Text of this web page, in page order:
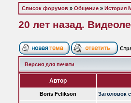
Список форумов » Общение » История
20 лет назад.
Версия для печати
Автор
Boris Felikson Заголовок